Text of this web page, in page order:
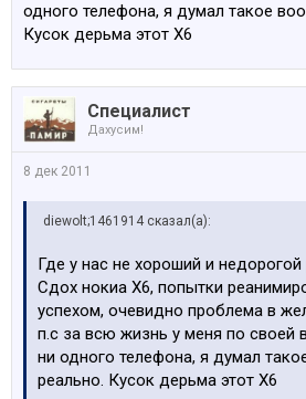
одного телефона, я думал такое
Кусок дерьма этот Х6
Специалист
Дахусим!
8 дек 2011
diewolt;1461914 сказал(а):
Где у нас не хороший и
Сдох нокиа Х6, попытки
успехом, очевидно проблема в
п.с за всю жизнь у меня по своей
ни одного телефона, я думал
реально. Кусок дерьма этот Х6